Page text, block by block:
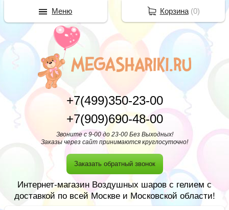
+7(499)350-23-00
+7(909)690-48-00
Звоните с 9-00 до 23-00 Без Выходных!
Заказы через сайт принимаются круглосуточно!
Заказать обратный звонок
Интернет-магазин Воздушных шаров с гелием с
доставкой по всей Москве и Московской области!
Корзина(0)
Меню